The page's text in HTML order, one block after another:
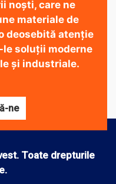
noști, care ne
materiale de
deosebită atenție
soluții moderne
și industriale.
ne
Toate drepturile